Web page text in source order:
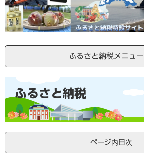
ふるさと納税メニュー
ふるさと納税
ページ内目次